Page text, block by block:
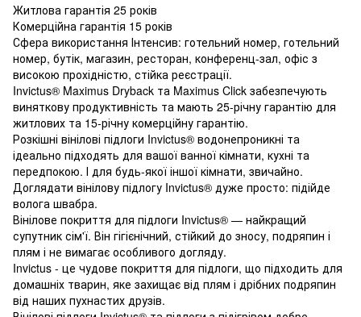
Житлова гарантія 25 років
Комерційна гарантія 15 років
Сфера використання Інтенсив: готельний номер, готельний
номер, бутік, магазин, ресторан, конференц-зал, офіс з
високою прохідністю, стійка реєстрації.
Invictus® Maximus Dryback та Maximus Click забезпечують
виняткову продуктивність та мають 25-річну гарантію для
житлових та 15-річну комерційну гарантію.
Розкішні вінілові підлоги Invictus® водонепроникні та
ідеально підходять для вашої ванної кімнати, кухні та
передпокою. І для будь-якої іншої кімнати, звичайно.
Доглядати вінілову підлогу Invictus® дуже просто: підійде
волога швабра.
Вінілове покриття для підлоги Invictus® — найкращий
супутник сім'ї. Він гігієнічний, стійкий до зносу, подряпин і
плям і не вимагає особливого догляду.
Invictus - це чудове покриття для підлоги, що підходить для
домашніх тварин, яке захищає від плям і дрібних подряпин
від наших пухнастих друзів.